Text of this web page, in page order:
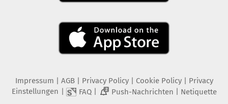
Impressum AGB Privacy Policy| Cookie Policy| Privacy
Einstellungen
FAQ| 2 Push-Nachrichten Netiquette